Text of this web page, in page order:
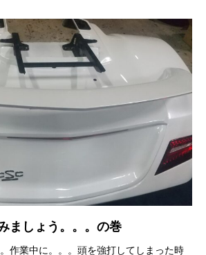
ましょう。。。の巻
作業中に。。。頭を強打してしまった時